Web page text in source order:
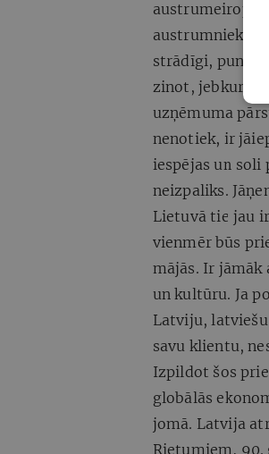
austrumnieku
strādīgi,
zinot, jebkurā
uzņēmuma
nenotiek, ir
iespējas un
neizpaliks.
Lietuvā tie jau
vienmēr būs
mājās. Ir
un kultūru. Ja
Latviju,
savu klientu,
Izpildot šos
globālās
jomā. Latvija
Rietumiem, 90.